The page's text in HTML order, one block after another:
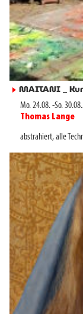
► MAITANI _
Mo. 24.08.-So.
Thomas Lange
abstrahiert,alle